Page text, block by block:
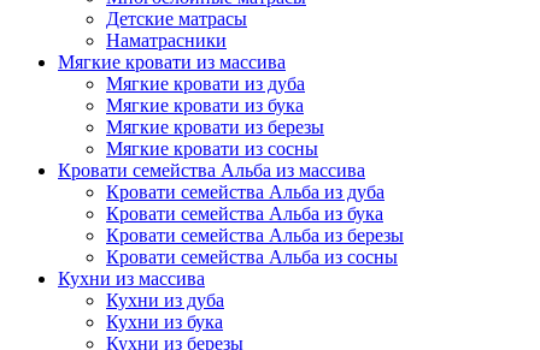
Детские матрасы
Наматрасники
Мягкие кровати из массива
Мягкие кровати из дуба
Мягкие кровати из бука
Мягкие кровати из березы
Мягкие кровати из сосны
Кровати семейства Альба из массива
Кровати семейства Альба из дуба
Кровати семейства Альба из бука
Кровати семейства Альба из березы
Кровати семейства Альба из сосны
Кухни из массива
Кухни из дуба
Кухни из бука
Кухни из березы